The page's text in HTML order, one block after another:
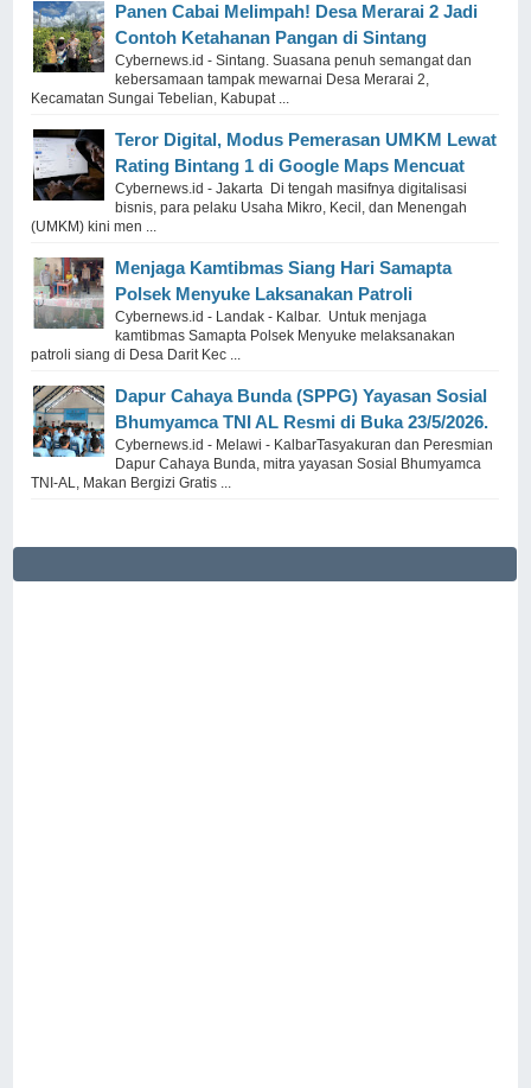
Panen Cabai Melimpah! Desa Merarai 2 Jadi
Contoh Ketahanan Pangan di Sintang
Cybernews.id - Sintang. Suasana penuh semangat dan
kebersamaan tampak mewarnai Desa Merarai 2,
Kecamatan Sungai Tebelian, Kabupat ...
Teror Digital, Modus Pemerasan UMKM Lewat
Rating Bintang 1 di Google Maps Mencuat
Cybernews.id - Jakarta Di tengah masifnya digitalisasi
bisnis, para pelaku Usaha Mikro, Kecil, dan Menengah
(UMKM) kini men ...
Menjaga Kamtibmas Siang Hari Samapta
Polsek Menyuke Laksanakan Patroli
Cybernews.id - Landak - Kalbar. Untuk menjaga
kamtibmas Samapta Polsek Menyuke melaksanakan
patroli siang di Desa Darit Kec ...
Dapur Cahaya Bunda (SPPG) Yayasan Sosial
Bhumyamca TNI AL Resmi di Buka 23/5/2026.
Cybernews.id - Melawi - KalbarTasyakuran dan Peresmian
Dapur Cahaya Bunda, mitra yayasan Sosial Bhumyamca
TNI-AL, Makan Bergizi Gratis ...